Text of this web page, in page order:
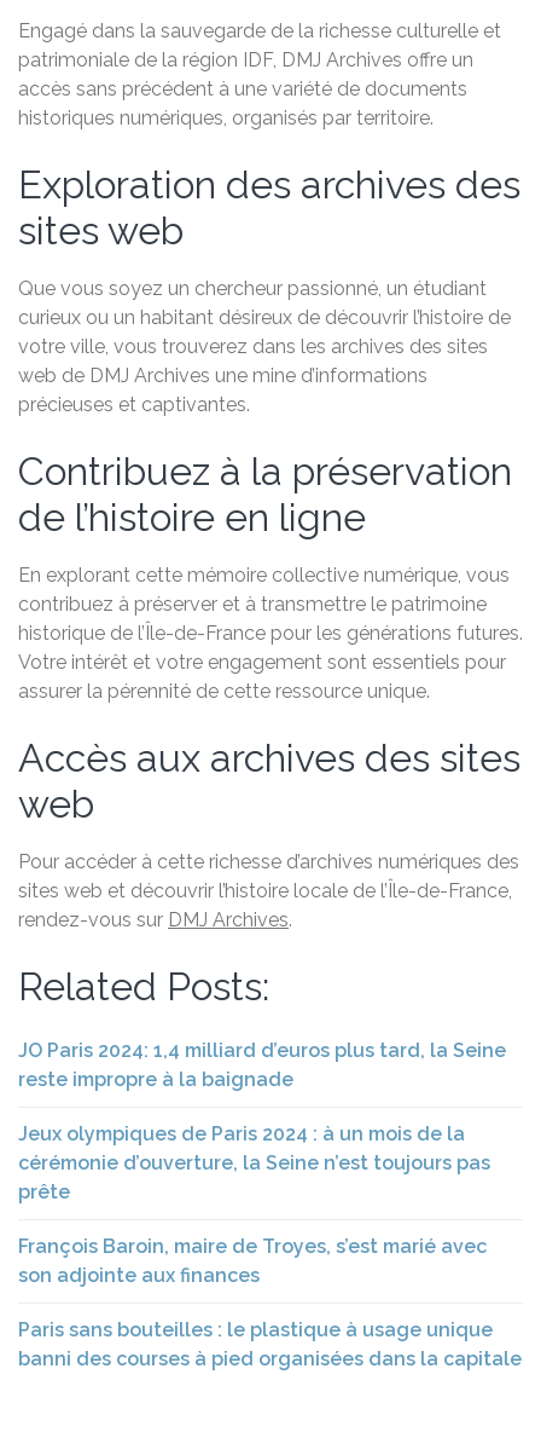
Engagé dans la sauvegarde de la richesse culturelle et
patrimoniale de la région IDF, DMJ Archives offre un
accès sans précédent à une variété de documents
historiques numériques, organisés par territoire.
Exploration des archives des
sites web
Que vous soyez un chercheur passionné, un étudiant
curieux ou un habitant désireux de découvrir l’histoire de
votre ville, vous trouverez dans les archives des sites
web de DMJ Archives une mine d’informations
précieuses et captivantes.
Contribuez à la préservation
de l’histoire en ligne
En explorant cette mémoire collective numérique, vous
contribuez à préserver et à transmettre le patrimoine
historique de l’Île-de-France pour les générations futures.
Votre intérêt et votre engagement sont essentiels pour
assurer la pérennité de cette ressource unique.
Accès aux archives des sites
web
Pour accéder à cette richesse d’archives numériques des
sites web et découvrir l’histoire locale de l’Île-de-France,
rendez-vous sur DMJ Archives.
Related Posts:
JO Paris 2024: 1,4 milliard d’euros plus tard, la Seine
reste impropre à la baignade
Jeux olympiques de Paris 2024 : à un mois de la
cérémonie d’ouverture, la Seine n’est toujours pas
prête
François Baroin, maire de Troyes, s’est marié avec
son adjointe aux finances
Paris sans bouteilles : le plastique à usage unique
banni des courses à pied organisées dans la capitale